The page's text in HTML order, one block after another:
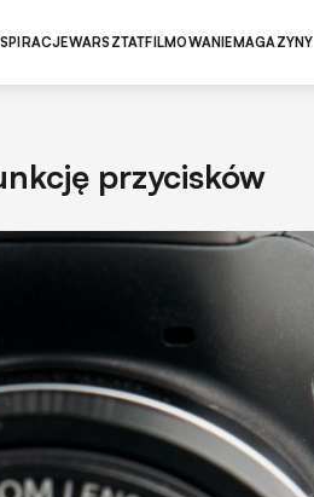
WARSZTATFILMOWANIEMAGAZYNY
przycisków